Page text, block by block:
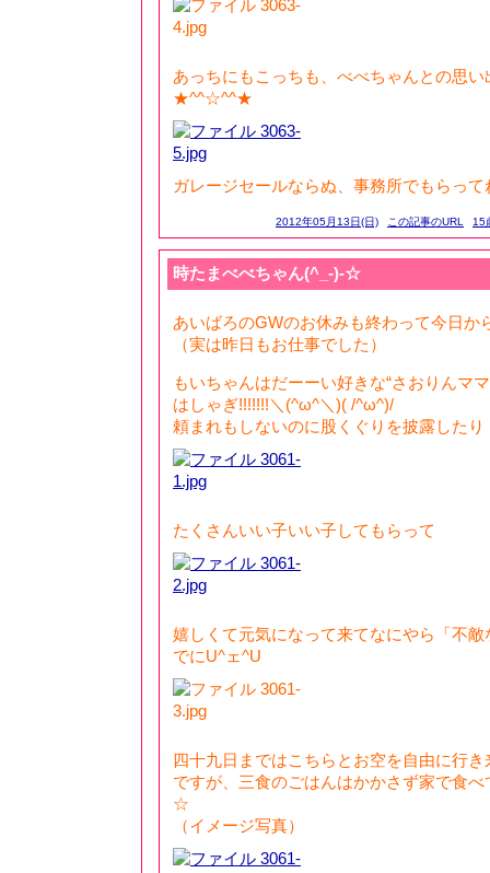
あっちにもこっちも、べべちゃんとの思
★^^☆^^★
ガレージセールならぬ、事務所でもらっ
2012年05月13日(日) この記事のURL 15
時たまべべちゃん(^_-)-☆
あいばろのGWのお休みも終わって今日か
（実は昨日もお仕事でした）
もいちゃんはだーーい好きな“さおりんマ
はしゃぎ!!!!!!!＼(^ω^＼)( /^ω^)/
頼まれもしないのに股くぐりを披露したり
たくさんいい子いい子してもらって
嬉しくて元気になって来てなにやら「不
でにU^ェ^U
四十九日まではこちらとお空を自由に行
ですが、三食のごはんはかかさず家で食
☆
（イメージ写真）